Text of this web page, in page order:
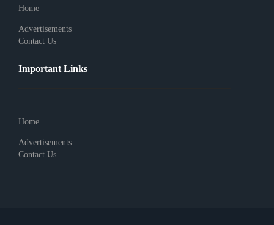
Home
Advertisements
Contact Us
Important Links
Home
Advertisements
Contact Us